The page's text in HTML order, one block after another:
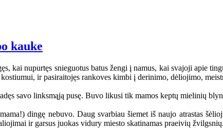
kauke
kai nupurtęs snieguotus batus žengi į namus, kai svajoji apie
ir pasiraitojęs rankoves kimbi į derinimo, dėliojimo,
savo linksmąją pusę. Buvo likusi tik mamos keptų mielinių
dingę nebuvo. Daug svarbiau šiemet iš naujo atrastas
ir garsus juokas vidury miesto skatinamas praeivių